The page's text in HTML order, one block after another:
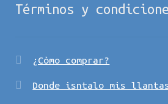
Términos y
¿Còmo comprar?
Donde isntalo mis